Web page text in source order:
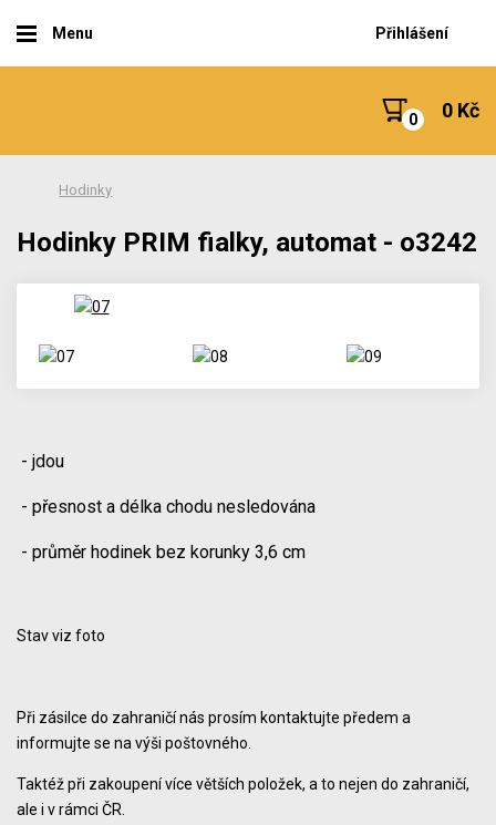
Menu Přihlášení
0 Kč
Hodinky
Hodinky PRIM fialky, automat - o3242
- jdou
- přesnost a délka chodu nesledována
- průměr hodinek bez korunky 3,6 cm
Stav viz foto
Při zásilce do zahraničí nás prosím kontaktujte předem a
informujte se na výši poštovného.
Taktéž při zakoupení více větších položek, a to nejen do zahraničí,
ale i v rámci ČR.